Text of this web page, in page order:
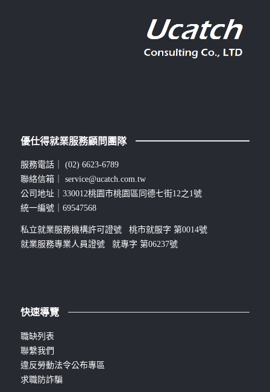
優仕得就業服務顧問團隊
服務電話｜ (02) 6623-6789
聯絡信箱｜ service@ucatch.com.tw
公司地址｜330012桃園市桃園區同德七街12之1號
統一編號｜69547568
私立就業服務機構許可證號 桃市就服字 第0014號
就業服務專業人員證號 就專字 第06237號
快速導覽
職缺列表
聯繫我們
違反勞動法令公布專區
求職防詐騙